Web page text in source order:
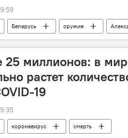
Беларусь оружие
25 миллионов: в
растет
19
коронавирус смерть